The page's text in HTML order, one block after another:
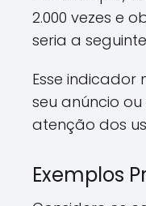
2.000 vezes e
seria a
Esse indicador
seu anúncio
atenção dos
Exemplos